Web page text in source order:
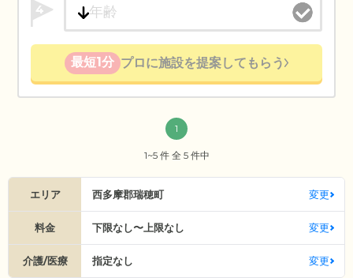
4
最短1分 プロに施設を提案してもらう
1
1~5 件 全 5 件中
エリア 西多摩郡瑞穂町 変更
料金 下限なし〜上限なし 変更
介護/医療 指定なし 変更